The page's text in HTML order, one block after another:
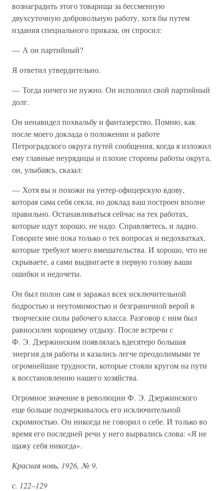
вознаградить этого товарища за бессменную
двухсуточную добровольную работу, хотя бы путем
издания специального приказа, он спросил:
— А он партийный?
Я ответил утвердительно.
— Тогда ничего не нужно. Он исполнил свой партийный
долг.
Он ненавидел похвальбу и фантазерство. Помню, как
после моего доклада о положении и работе
Петроградского округа путей сообщения, когда я изложил
ему главные неурядицы и плохие стороны работы округа,
он, улыбаясь, сказал:
— Хотя вы и похожи на унтер-офицерскую вдову,
которая сама себя секла, но доклад ваш построен вполне
правильно. Останавливаться сейчас на тех работах,
которые идут хорошо, не надо. Справляетесь, и ладно.
Говорите мне пока только о тех вопросах и недохватках,
которые требуют моего вмешательства. И хорошо, что не
скрываете, а сами выдвигаете в первую голову ваши
ошибки и недочеты.
Он был полон сам и заражал всех исключительной
бодростью и неутомимостью и безграничной верой в
творческие силы рабочего класса. Разговор с ним был
равносилен хорошему отдыху. После встречи с
Ф. Э. Дзержинским появлялась вдесятеро большая
энергия для работы и казались легче преодолимыми те
огромнейшие трудности, которые стояли кругом на пути
к восстановлению нашего хозяйства.
Огромное значение в революции Ф. Э. Дзержинского
еще больше подчеркивалось его исключительной
скромностью. Он никогда не говорил о себе. И только во
время его последней речи у него вырвались слова: «Я не
щажу себя никогда».
Красная новь, 1926, № 9,
с. 122–129